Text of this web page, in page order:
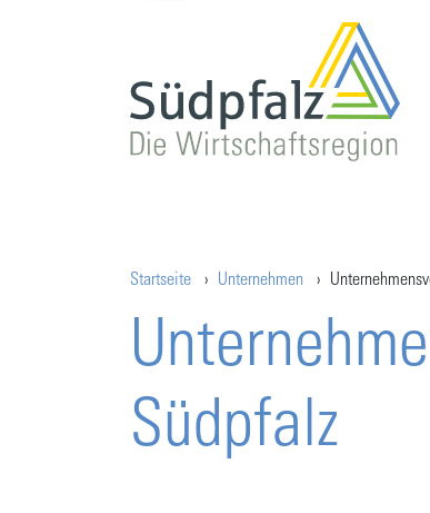
Startseite Unternehmen
Südpfalz